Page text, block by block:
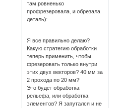
там ровненько
профрезеровала, и обрезала
деталь):
Я все правильно делаю?
Какую стратегию обработки
теперь применить, чтобы
фрезеровать только внутри
этих двух векторов? 40 мм за
2 прохода по 20 мм?
Это будет обработка
рельефа, или обработка
элементов? Я запутался и не